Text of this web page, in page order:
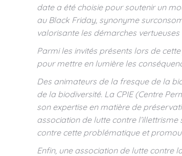
date a été choisie pour soutenir un
au Black Friday, synonyme
valorisante les démarches
Parmi les invités présents lors de
pour mettre en lumière les
Des animateurs de la fresque de la
de la biodiversité. La CPIE (Centre
son expertise en matière de
association de lutte contre
contre cette problématique et
Enfin, une association de lutte contre